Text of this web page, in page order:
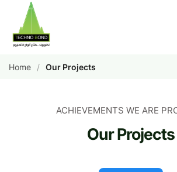
Home Our Projects
ACHIEVEMENTS WE ARE
Our Projects